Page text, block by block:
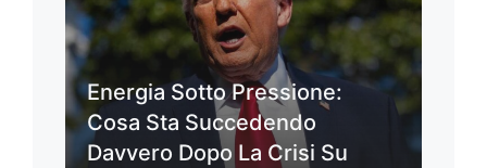
Energia Sotto Pressione:
Cosa Sta Succedendo
Davvero Dopo La Crisi Su